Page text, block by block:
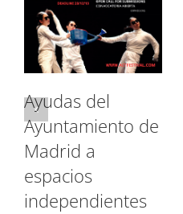
Ayudas del
Ayuntamiento de
Madrid a
espacios
independientes